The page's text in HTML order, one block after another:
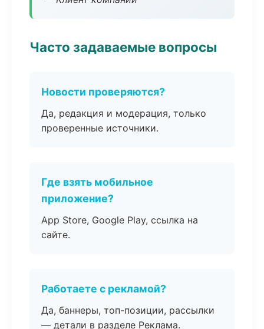
Часто задаваемые вопросы
Новости проверяются?
Да, редакция и модерация, только
проверенные источники.
Где взять мобильное
приложение?
App Store, Google Play, ссылка на
сайте.
Работаете с рекламой?
Да, баннеры, топ-позиции, рассылки
— детали в разделе Реклама.